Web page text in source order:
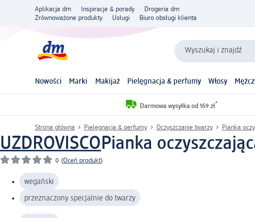
Aplikacja dm Inspiracje & porady
Drogeria dm
Zrównoważone produkty
Usługi Biuro obsługi klienta
Wyszukaj i znajdź
Nowości Marki Makijaż Pielęgnacja & perfumy Włosy
Darmowa wysyłka od 169 zł*
Strona główna Pielęgnacja & perfumy Oczyszczanie twarzy Pianka
UZDROVISCOPianka
0 (Oceń produkt)
wegański
przeznaczony specjalnie do twarzy